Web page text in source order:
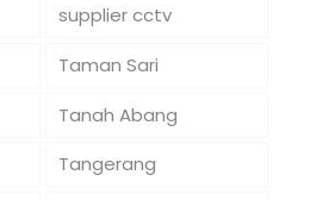
supplier cctv
Taman Sari
Tanah Abang
Tangerang